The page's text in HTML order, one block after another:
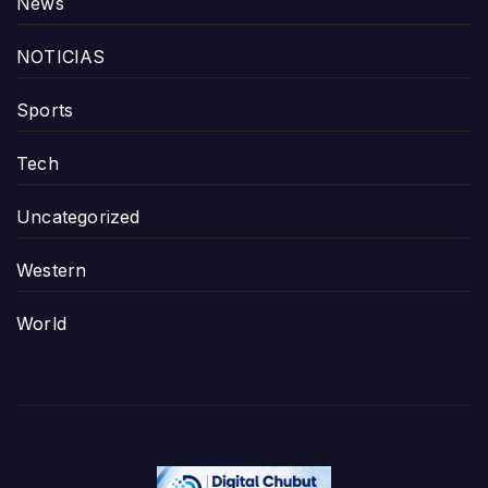
NOTICIAS
Sports
Tech
Uncategorized
Western
World